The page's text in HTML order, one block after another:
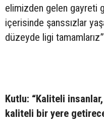
elimizden gelen gayreti
içerisinde şanssızlar
düzeyde ligi
Kutlu: “Kaliteli
kaliteli bir yere